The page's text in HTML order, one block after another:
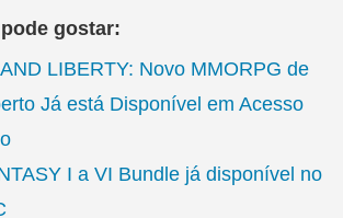
gostar:
LIBERTY: Novo MMORPG de
Já está Disponível em Acesso
I a VI Bundle já disponível no